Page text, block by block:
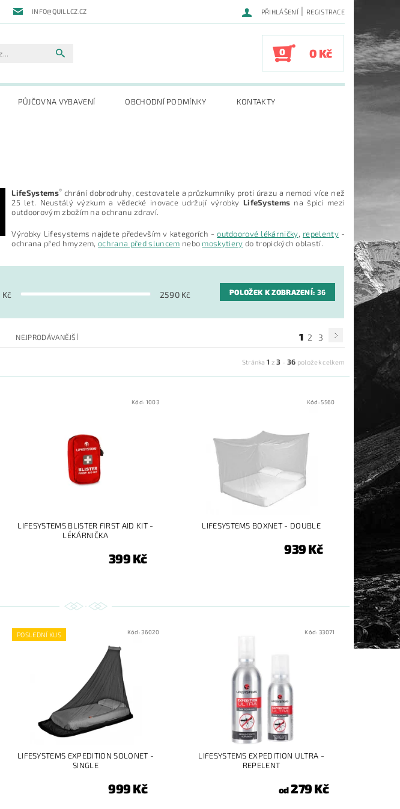
INFO@QUILLCZ.CZ PŘIHLÁŠENÍ | REGISTRACE
0 0 Kč
PŮJČOVNA VYBAVENÍ OBCHODNÍ PODMÍNKY KONTAKTY
LifeSystems® chrání dobrodruhy, cestovatele a průzkumníky proti úrazu a nemoci více než
25 let. Neustálý výzkum a vědecké inovace udržují výrobky LifeSystems na špici mezi
outdoorovým zbožím na ochranu zdraví.
Výrobky Lifesystems najdete především v kategorích -outdoorové lékárničky, repelenty-
ochrana před hmyzem,ochrana před sluncem nebo moskytiery do tropických oblastí.
Kč 2590Kč POLOŽEK K ZOBRAZENÍ: 36
NEJPRODÁVANĚJŠÍ 1 2 3
Stránka1 z3 - 36 položek celkem
Kód: 1003
LIFESYSTEMS BLISTER FIRST AID KIT -
LÉKÁRNIČKA
399 Kč
Kód:5560
LIFESYSTEMS BOXNET - DOUBLE
939 Kč
POSLEDNÍ KUS Kód:36020
LIFESYSTEMS EXPEDITION SOLONET -
SINGLE
999 Kč
Kód:33071
LIFESYSTEMS EXPEDITION ULTRA -
REPELENT
od279 Kč